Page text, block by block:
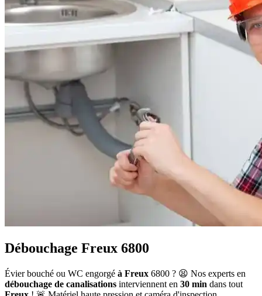
Débouchage Freux 6800
Évier bouché ou WC engorgé à Freux 6800 ? 😫 Nos experts en
débouchage de canalisations interviennent en 30 min dans tout